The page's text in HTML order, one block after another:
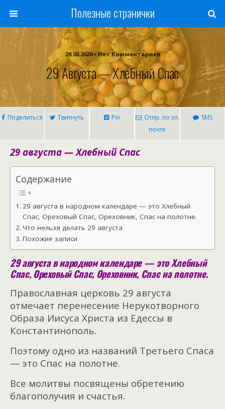
Полезные странички
28.08.2020 • Нет Комментариев
29 Августа — Хлебный Спас
Поделиться Твитнуть Pin
Отпр. по эл.
почте
SMS
29 августа — Хлебный Спас
Содержание
29 августа в народном календаре — это Хлебный
Спас, Ореховый Спас, Ореховник, Спас на полотне.
Что нельзя делать 29 августа
Похожие записи
29 августа в народном календаре — это Хлебный
Спас, Ореховый Спас, Ореховник, Спас на полотне.
Православная церковь 29 августа
отмечает перенесение Нерукотворного
Образа Иисуса Христа из Едессы в
Константинополь.
Поэтому одно из названий Третьего Спаса
— это Спас на полотне.
Все молитвы посвящены обретению
благополучия и счастья.